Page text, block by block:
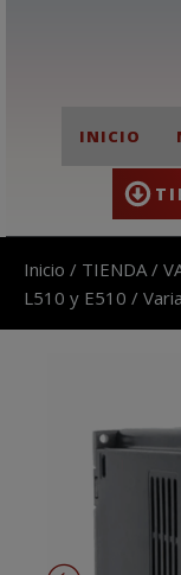
INICIO
Inicio / TIENDA /
L510 y E510 /